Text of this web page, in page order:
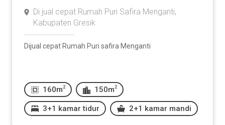
Di jual cepat Rumah Puri Safira Menganti,
Kabupaten Gresik
Dijual cepat Rumah Puri safira Menganti
160m 2 150m 2
3+1 kamar tidur 2+1 kamar mandi